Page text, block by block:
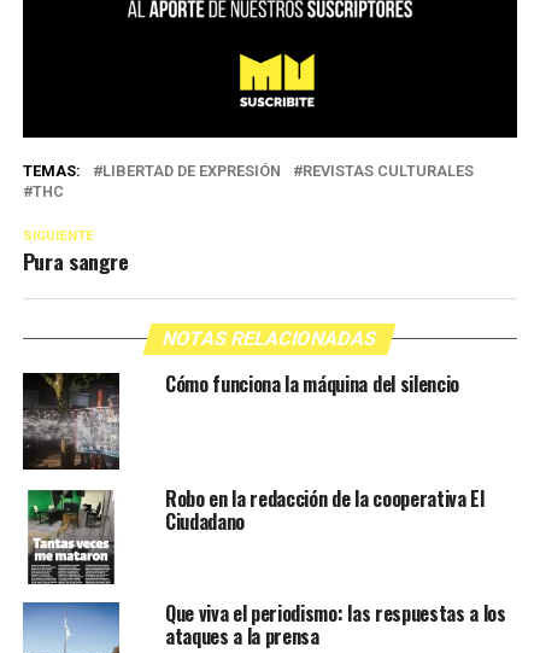
TEMAS: LIBERTAD DE EXPRESIÓN
REVISTAS CULTURALES
THC
SIGUIENTE
Pura sangre
NOTAS RELACIONADAS
Cómo funciona la máquina del silencio
Robo en la redacción de la cooperativa El
Ciudadano
Que viva el periodismo: las respuestas a los
ataques a la prensa